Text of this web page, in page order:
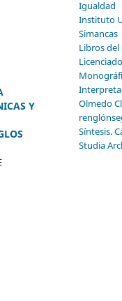
Y
Igualdad
Instituto
Simancas
Libros
Olmedo
Síntesis.
Studia